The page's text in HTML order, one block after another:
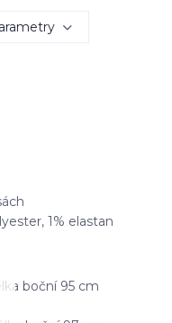
1% elastan
boční 95 cm